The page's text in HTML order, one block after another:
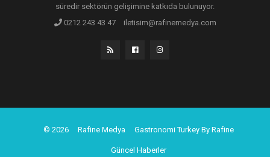
süredir sektörün gelişimine katkıda bulunuyor.
0212 243 43 47
iletisim@rafinemedya.com
© 2026 Rafine Medya Gastronomi Turkey By Rafine
Güncel Haberler